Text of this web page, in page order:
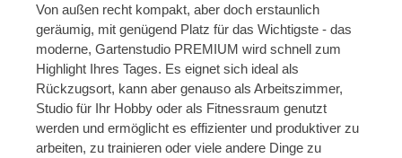
Von außen recht kompakt, aber doch erstaunlich
geräumig, mit genügend Platz für das Wichtigste - das
moderne, Gartenstudio PREMIUM wird schnell zum
Highlight Ihres Tages. Es eignet sich ideal als
Rückzugsort, kann aber genauso als Arbeitszimmer,
Studio für Ihr Hobby oder als Fitnessraum genutzt
werden und ermöglicht es effizienter und produktiver zu
arbeiten, zu trainieren oder viele andere Dinge zu